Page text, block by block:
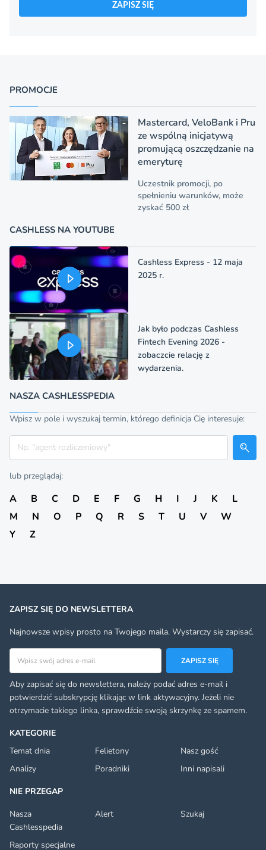
ZAPISZ SIĘ
PROMOCJE
Mastercard, VeloBank i Pru
ze wspólną inicjatywą
promującą oszczędzanie na
emeryturę
Uczestnik promocji, po
spełnieniu warunków, może
zyskać 500 zł
CASHLESS NA YOUTUBE
Cashless Express - 12 maja
2025 r.
Jak było podczas Cashless
Fintech Evening 2026 -
zobaczcie relację z
wydarzenia.
NASZA CASHLESSPEDIA
Wpisz w pole i wyszukaj termin, którego definicja Cię interesuje:
Szukaj
lub przeglądaj:
A B C D E F G H I J K
L
M
N O P Q R S T U V
W
Y
Z
KATEGORIE
Temat dnia
Felietony
Nasz gość
Analizy
Poradniki
Inni napisali
NIE PRZEGAP
Nasza
Cashlesspedia
Alert Szukaj
Raporty specjalne
ZAPISZ SIĘ DO NEWSLETTERA
Najnowsze wpisy prosto na Twojego maila. Wystarczy się zapisać.
Adres email
ZAPISZ SIĘ
Aby zapisać się do newslettera, należy podać adres e-mail i
potwierdzić subskrypcję klikając w link aktywacyjny. Jeżeli nie
otrzymacie takiego linka, sprawdźcie swoją skrzynkę ze spamem.